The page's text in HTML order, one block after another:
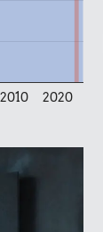
2010 2020